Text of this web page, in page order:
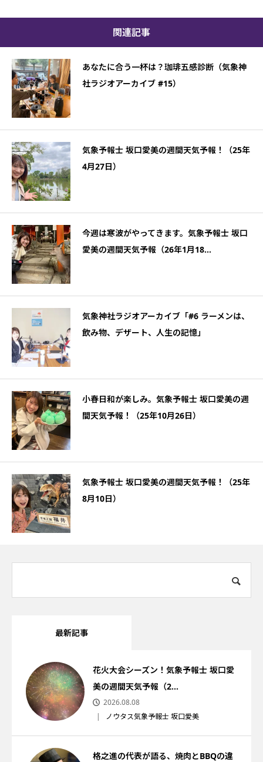
関連記事
あなたに合う一杯は？珈琲五感診断（気象神
社ラジオアーカイブ #15）
気象予報士 坂口愛美の週間天気予報！（25年
4月27日）
今週は寒波がやってきます。気象予報士 坂口
愛美の週間天気予報（26年1月18...
気象神社ラジオアーカイブ「#6 ラーメンは、
飲み物、デザート、人生の記憶」
小春日和が楽しみ。気象予報士 坂口愛美の週
間天気予報！（25年10月26日）
気象予報士 坂口愛美の週間天気予報！（25年
8月10日）
最新記事
花火大会シーズン！気象予報士 坂口愛
美の週間天気予報（2...
2026.08.08
ノウタス気象予報士 坂口愛美
格之進の代表が語る、焼肉とBBQの違